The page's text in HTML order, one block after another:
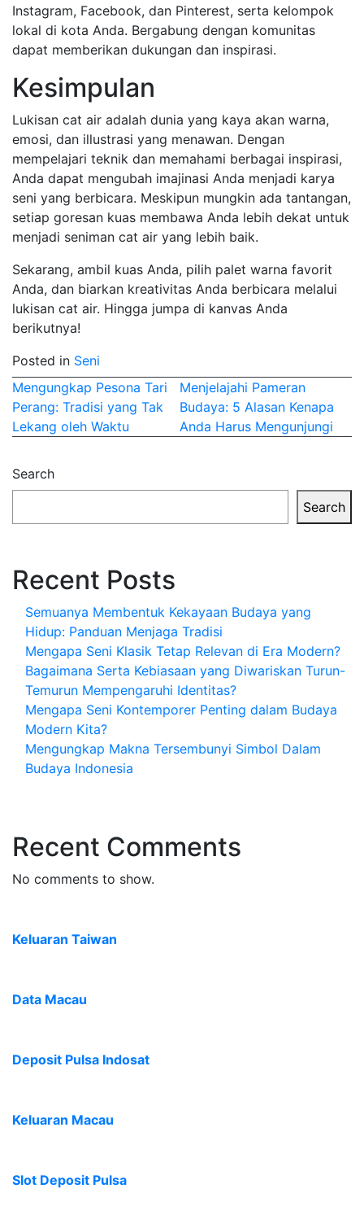
Instagram, Facebook, dan Pinterest, serta kelompok
lokal di kota Anda. Bergabung dengan komunitas
dapat memberikan dukungan dan inspirasi.
Kesimpulan
Lukisan cat air adalah dunia yang kaya akan warna,
emosi, dan illustrasi yang menawan. Dengan
mempelajari teknik dan memahami berbagai inspirasi,
Anda dapat mengubah imajinasi Anda menjadi karya
seni yang berbicara. Meskipun mungkin ada tantangan,
setiap goresan kuas membawa Anda lebih dekat untuk
menjadi seniman cat air yang lebih baik.
Sekarang, ambil kuas Anda, pilih palet warna favorit
Anda, dan biarkan kreativitas Anda berbicara melalui
lukisan cat air. Hingga jumpa di kanvas Anda
berikutnya!
Posted in Seni
Post
navigation
Mengungkap Pesona Tari
Perang: Tradisi yang Tak
Lekang oleh Waktu
Menjelajahi Pameran
Budaya: 5 Alasan Kenapa
Anda Harus Mengunjungi
Search
Search
Recent Posts
Semuanya Membentuk Kekayaan Budaya yang
Hidup: Panduan Menjaga Tradisi
Mengapa Seni Klasik Tetap Relevan di Era Modern?
Bagaimana Serta Kebiasaan yang Diwariskan Turun-
Temurun Mempengaruhi Identitas?
Mengapa Seni Kontemporer Penting dalam Budaya
Modern Kita?
Mengungkap Makna Tersembunyi Simbol Dalam
Budaya Indonesia
Recent Comments
No comments to show.
Keluaran Taiwan
Data Macau
Deposit Pulsa Indosat
Keluaran Macau
Slot Deposit Pulsa